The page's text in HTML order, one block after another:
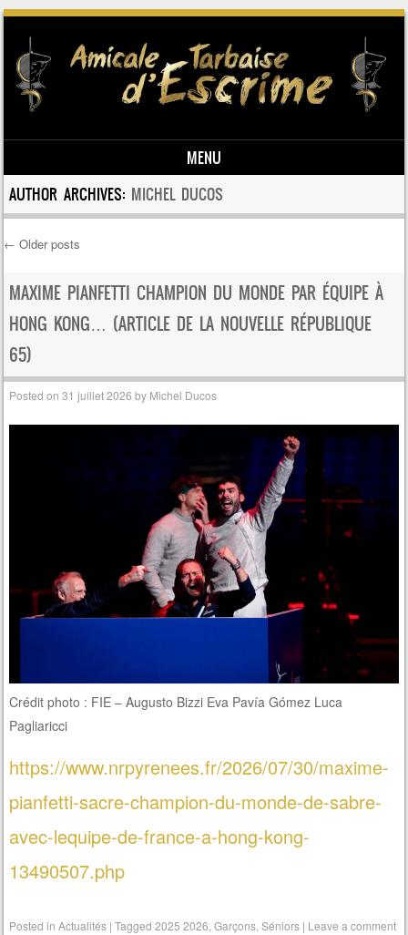
MENU
Skip to content
AUTHOR ARCHIVES: MICHEL DUCOS
Post navigation
← Older posts
MAXIME PIANFETTI CHAMPION DU MONDE PAR ÉQUIPE À
HONG KONG… (ARTICLE DE LA NOUVELLE RÉPUBLIQUE
65)
Posted on31 juillet 2026 by Michel Ducos
Crédit photo : FIE – Augusto Bizzi Eva Pavía Gómez Luca
Pagliaricci
https://www.nrpyrenees.fr/2026/07/30/maxime-
pianfetti-sacre-champion-du-monde-de-sabre-
avec-lequipe-de-france-a-hong-kong-
13490507.php
Posted inActualités |Tagged2025 2026 ,Garçons ,Séniors | Leave a comment